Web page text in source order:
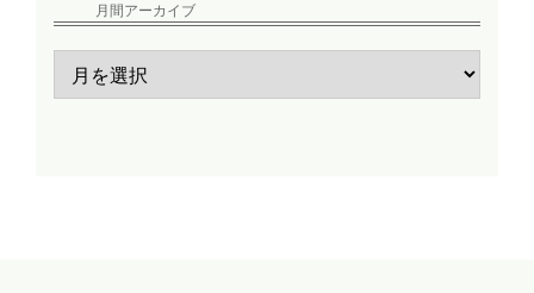
月間アーカイブ